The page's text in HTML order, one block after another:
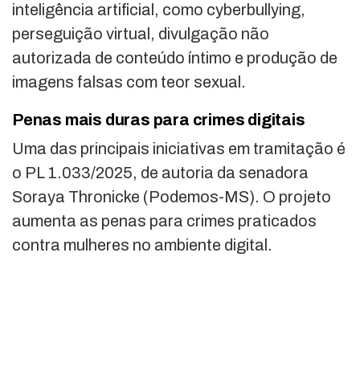
inteligência artificial, como cyberbullying,
perseguição virtual, divulgação não
autorizada de conteúdo íntimo e produção de
imagens falsas com teor sexual.
Penas mais duras para crimes digitais
Uma das principais iniciativas em tramitação é
o PL 1.033/2025, de autoria da senadora
Soraya Thronicke (Podemos-MS). O projeto
aumenta as penas para crimes praticados
contra mulheres no ambiente digital.